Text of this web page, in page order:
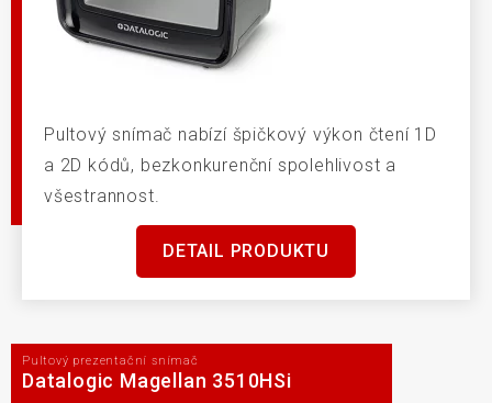
Pultový snímač nabízí špičkový výkon čtení 1D
a 2D kódů, bezkonkurenční spolehlivost a
všestrannost.
DETAIL PRODUKTU
Pultový prezentační snímač
Datalogic Magellan 3510HSi